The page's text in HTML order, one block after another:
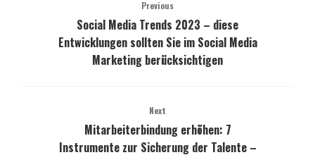
Previous
Social Media Trends 2023 – diese
Entwicklungen sollten Sie im Social Media
Marketing berücksichtigen
Next
Mitarbeiterbindung erhöhen: 7
Instrumente zur Sicherung der Talente –